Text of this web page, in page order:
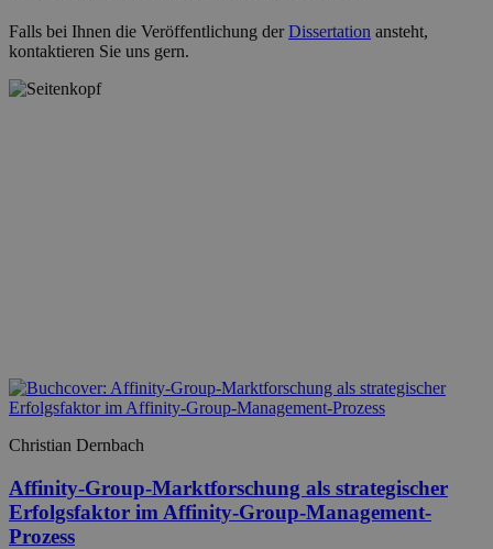
Falls bei Ihnen die Veröffentlichung derDissertation ansteht,
kontaktieren Sie uns gern.
Christian Dernbach
Affinity-Group-Marktforschung als strategischer
Erfolgsfaktor im Affinity-Group-Management-
Prozess